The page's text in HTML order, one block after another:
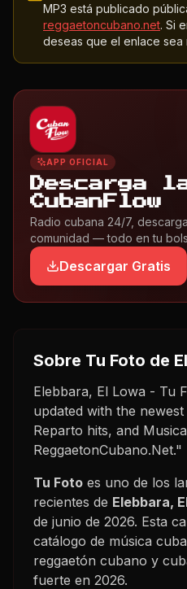
MP3 está publicado
reggaetoncubano.net. Si
deseas que el enlace sea
APP OFICIAL
Descarga
CubanFlow
Radio cubana 24/7,
comunidad — todo en tu
Descargar Gratis
Sobre Tu Foto de
Elebbara, El Lowa - Tu
updated with the
Reparto hits, and
ReggaetonCubano.Net."
Tu Foto es uno de los
recientes de Elebbara,
de junio de 2026. Esta
catálogo de música
reggaetón cubano y
fuerte en 2026.